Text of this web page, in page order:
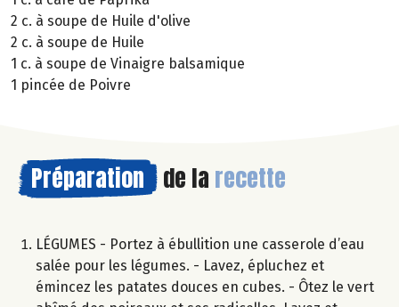
2 c. à soupe de Huile d'olive
2 c. à soupe de Huile
1 c. à soupe de Vinaigre balsamique
1 pincée de Poivre
Préparation de la recette
LÉGUMES - Portez à ébullition une casserole d’eau
salée pour les légumes. - Lavez, épluchez et
émincez les patates douces en cubes. - Ôtez le vert